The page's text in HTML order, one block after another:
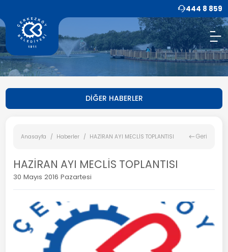
444 8 859
DİĞER HABERLER
Anasayfa Haberler HAZİRAN AYI MECLİS TOPLANTISI Geri
HAZİRAN AYI MECLİS TOPLANTISI
30 Mayıs 2016 Pazartesi